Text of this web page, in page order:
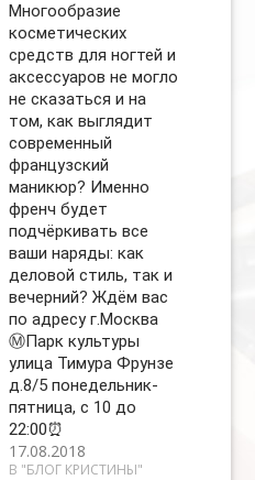
Многообразие
косметических
средств для ногтей и
аксессуаров не могло
не сказаться и на
том, как выглядит
современный
французский
маникюр? Именно
френч будет
подчёркивать все
ваши наряды: как
деловой стиль, так и
вечерний? Ждём вас
по адресу г.Москва
Ⓜ️Парк культуры
улица Тимура Фрунзе
д.8/5 понедельник-
пятница, с 10 до
22:00⏰
17.08.2018
В "БЛОГ КРИСТИНЫ"